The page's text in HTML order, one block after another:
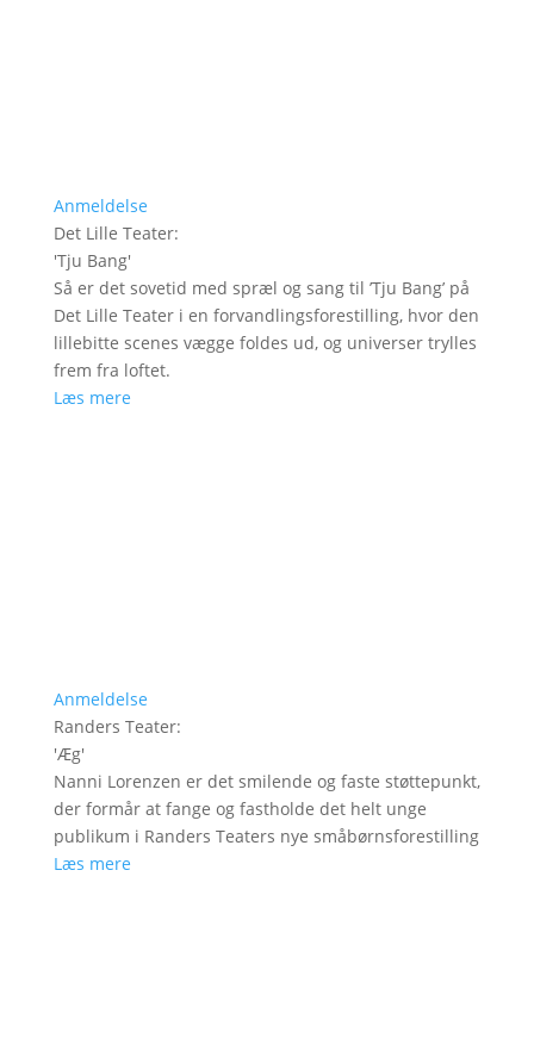
Anmeldelse
Det Lille Teater:
'Tju Bang'
Så er det sovetid med spræl og sang til ’Tju Bang’ på
Det Lille Teater i en forvandlingsforestilling, hvor den
lillebitte scenes vægge foldes ud, og universer trylles
frem fra loftet.
Læs mere
Anmeldelse
Randers Teater:
'Æg'
Nanni Lorenzen er det smilende og faste støttepunkt,
der formår at fange og fastholde det helt unge
publikum i Randers Teaters nye småbørnsforestilling
Læs mere